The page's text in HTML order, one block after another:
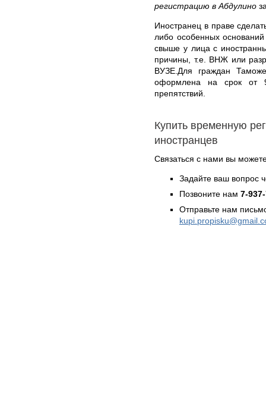
регистрацию в Абдулино
Иностранец в праве
либо особенных
свыше у лица с
причины, т.е. ВНЖ или
ВУЗЕ.Для граждан
оформлена на срок от
препятствий.
Купить временную
иностранцев
Связаться с нами вы
Задайте ваш вопрос
Позвоните нам 7-
Отправьте нам